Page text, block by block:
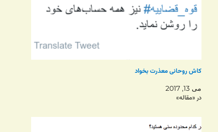
کاش روحانی معذرت بخواد
می 13, 2017
در «مقاله»